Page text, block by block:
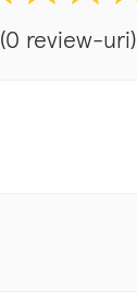
(0 review-uri)